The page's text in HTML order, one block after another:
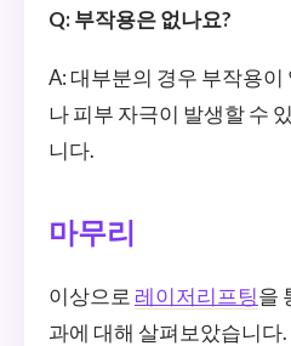
Q: 부작용은 없나요?
A: 대부분의 경우 부작용이
나 피부 자극이 발생할 수
니다.
마무리
이상으로 레이저리프팅을
과에 대해 살펴보았습니다